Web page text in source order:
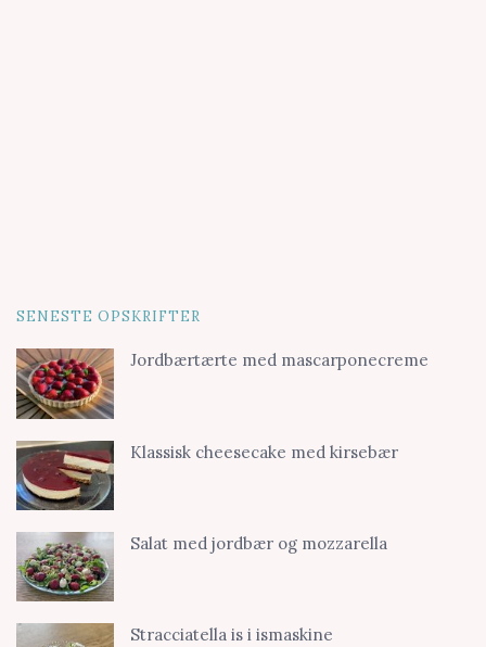
SENESTE OPSKRIFTER
Jordbærtærte med mascarponecreme
Klassisk cheesecake med kirsebær
Salat med jordbær og mozzarella
Stracciatella is i ismaskine